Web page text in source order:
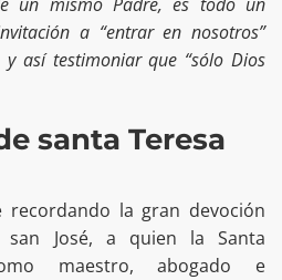
un mismo Padre, es todo un
a “entrar en nosotros”
así testimoniar que “sólo Dios
santa Teresa
recordando la gran devoción
José, a quien la Santa
maestro, abogado e